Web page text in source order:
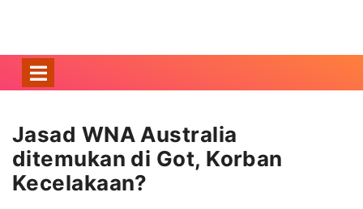
Jasad WNA Australia
ditemukan di Got, Korban
Kecelakaan?